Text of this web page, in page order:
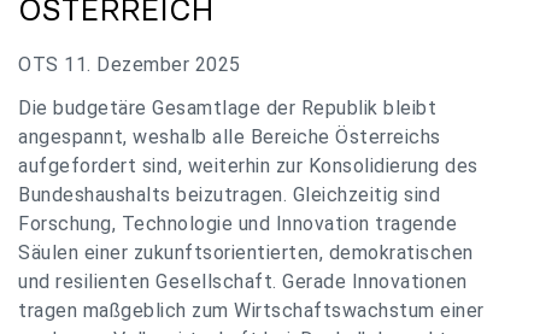
ÖSTERREICH
OTS 11. Dezember 2025
Die budgetäre Gesamtlage der Republik bleibt
angespannt, weshalb alle Bereiche Österreichs
aufgefordert sind, weiterhin zur Konsolidierung des
Bundeshaushalts beizutragen. Gleichzeitig sind
Forschung, Technologie und Innovation tragende
Säulen einer zukunftsorientierten, demokratischen
und resilienten Gesellschaft. Gerade Innovationen
tragen maßgeblich zum Wirtschaftswachstum einer